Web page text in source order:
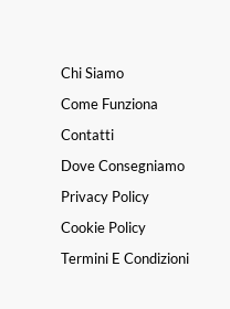
Chi Siamo
Come Funziona
Contatti
Dove Consegniamo
Privacy Policy
Cookie Policy
Termini E Condizioni